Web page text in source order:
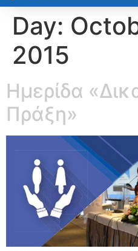
Day:
2015
Ημερίδα
Πράξη»